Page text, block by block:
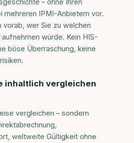
– ohne Ihren
mehreren IPMI-Anbietern vor.
vorab, wer Sie zu welchen
aufnehmen würde. Kein HIS-
böse Überraschung, keine
inhaltlich vergleichen
vergleichen – sondern
weltweite Gültigkeit ohne